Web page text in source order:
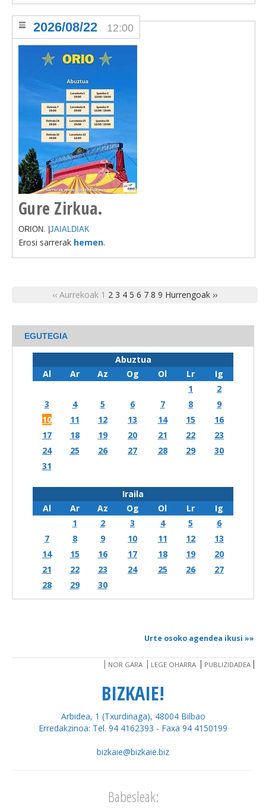
Gure Zirkua.
2026/08/22 12:00
ORION. | JAIALDIAK
Erosi sarrerak hemen.
‹‹ Aurrekoak 1 2 3 4 5 6 7 8 9 Hurrengoak ››
EGUTEGIA
Abuztua
Al
Ar Az Og Ol Lr
Ig
1
2
3
4 5 6 7 8
9
10
11 12 13 14 15
16
17
18 19 20 21 22
23
24
25 26 27 28 29
30
31
Iraila
Al
Ar Az Og Ol Lr
Ig
1
2 3 4 5
6
7
8 9 10 11 12
13
14
15 16 17 18 19
20
21
22 23 24 25 26
27
28
29 30
Urte osoko agendea ikusi »»
NOR GARA LEGE OHARRA PUBLIZIDADEA
BIZKAIE!
Arbidea, 1 (Txurdinaga), 48004 Bilbao
Erredakzinoa: Tel. 94 4162393 - Faxa 94 4150199
bizkaie@bizkaie.biz
Babesleak: